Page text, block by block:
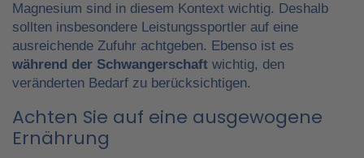
Magnesium sind in diesem Kontext wichtig. Deshalb
sollten insbesondere Leistungssportler auf eine
ausreichende Zufuhr achtgeben. Ebenso ist es
während der Schwangerschaft wichtig, den
veränderten Bedarf zu berücksichtigen.
Achten Sie auf eine ausgewogene
Ernährung